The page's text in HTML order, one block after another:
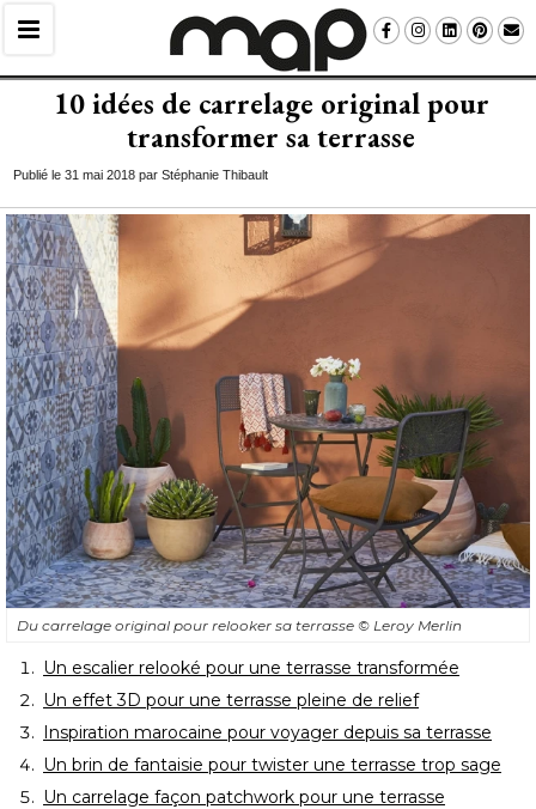
10 idées de carrelage original pour
transformer sa terrasse
Publié le 31 mai 2018 par Stéphanie Thibault
Du carrelage original pour relooker sa terrasse © Leroy Merlin
Un escalier relooké pour une terrasse transformée
Un effet 3D pour une terrasse pleine de relief
Inspiration marocaine pour voyager depuis sa terrasse
Un brin de fantaisie pour twister une terrasse trop sage
Un carrelage façon patchwork pour une terrasse